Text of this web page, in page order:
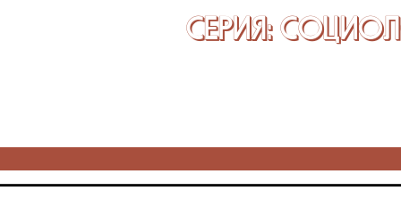
СЕРИЯ: